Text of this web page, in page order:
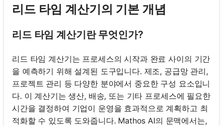
리드 타임 계산기의 기본 개념
리드 타임 계산기란 무엇인가?
리드 타임 계산기는 프로세스의 시작과 완료 사이의 기간
을 예측하기 위해 설계된 도구입니다. 제조, 공급망 관리,
프로젝트 관리 등 다양한 분야에서 중요한 구성 요소입니
다. 이 계산기는 생산, 배송, 또는 기타 프로세스에 필요한
시간을 결정하여 기업이 운영을 효과적으로 계획하고 최
적화할 수 있도록 도와줍니다. Mathos AI의 문맥에서는,